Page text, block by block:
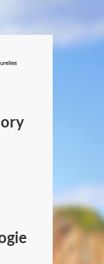
/
Canada